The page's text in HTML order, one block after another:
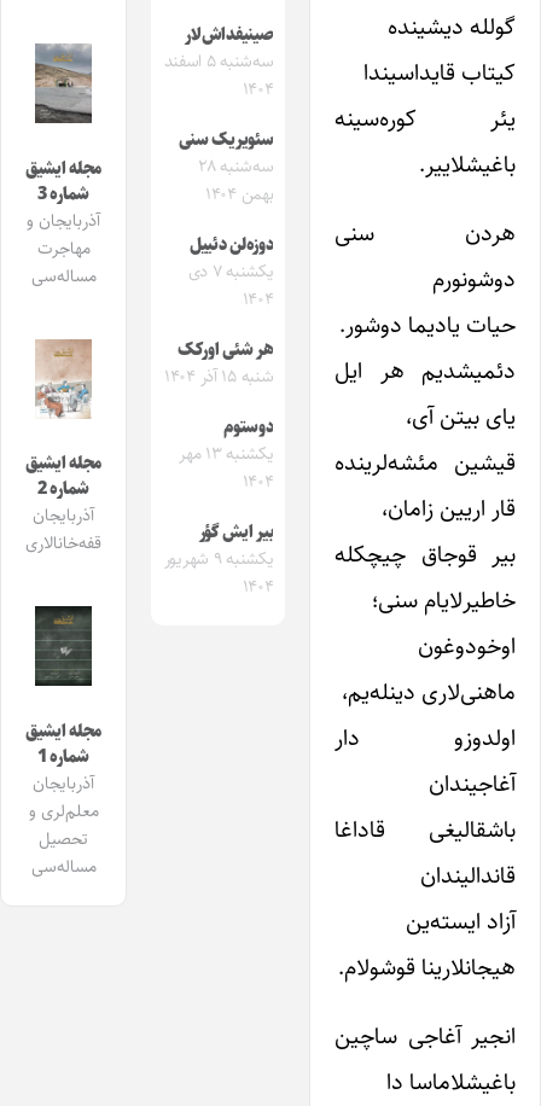
گولله دیشینده
کیتاب قایداسیندا
یئر کوره‌سینه
باغیشلاییر.
هردن سنی
دوشونورم
حیات یادیما دوشور.
دئمیشدیم هر ایل
یای بیتن آی،
قیشین مئشه‌لرینده
قار اریین زامان،
بیر قوجاق چیچکله
خاطیرلایام سنی؛
اوخودوغون
ماهنی‌لاری دینله‌یم،
اولدوزو دار
آغاجیندان
باشقالیغی قاداغا
قاندالیندان
آزاد ایسته‌ین
هیجانلارینا قوشولام.
انجیر آغاجی ساچین
باغیشلاماسا دا
صینیفداش‌لار
سه‌شنبه ۵ اسفند
۱۴۰۴
سئویریک سنی
سه‌شنبه ۲۸
بهمن ۱۴۰۴
دوزه‌لن دئییل
یکشنبه ۷ دی
۱۴۰۴
هر شئی اورکک
شنبه ۱۵ آذر ۱۴۰۴
دوستوم
یکشنبه ۱۳ مهر
۱۴۰۴
بیر ایش گؤر
یکشنبه ۹ شهریور
۱۴۰۴
مجله ایشیق
شماره 3
آذربایجان و
مهاجرت
مساله‌سی
مجله ایشیق
شماره 2
آذربایجان
قفه‌خانالاری
مجله ایشیق
شماره 1
آذربایجان
معلم‌لری و
تحصیل
مساله‌سی